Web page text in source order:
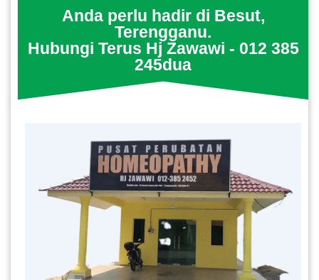
Anda perlu hadir di Besut,
Terengganu.
Hubungi Terus Hj Zawawi - 012 385
245dua